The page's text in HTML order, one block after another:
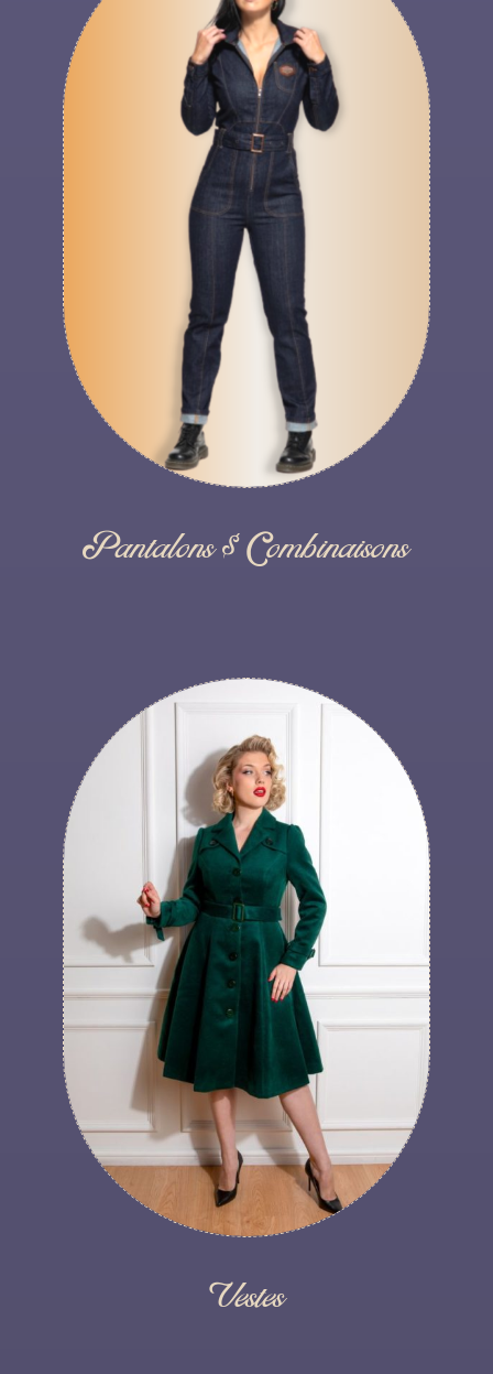
Pantalons $ Combinaisons
Vestes